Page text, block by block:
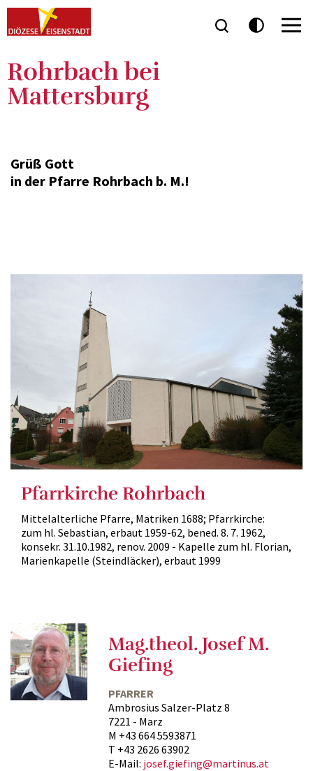
Rohrbach bei
Mattersburg
Grüß Gott
in der Pfarre Rohrbach b. M.!
Pfarrkirche Rohrbach
Mittelalterliche Pfarre, Matriken 1688; Pfarrkirche:
zum hl. Sebastian, erbaut 1959-62, bened. 8. 7. 1962,
konsekr. 31.10.1982, renov. 2009 - Kapelle zum hl. Florian,
Marienkapelle (Steindläcker), erbaut 1999
Mag.theol. Josef M.
Giefing
PFARRER
Ambrosius Salzer-Platz 8
7221 - Marz
M +43 664 5593871
T +43 2626 63902
E-Mail: josef.giefing@martinus.at